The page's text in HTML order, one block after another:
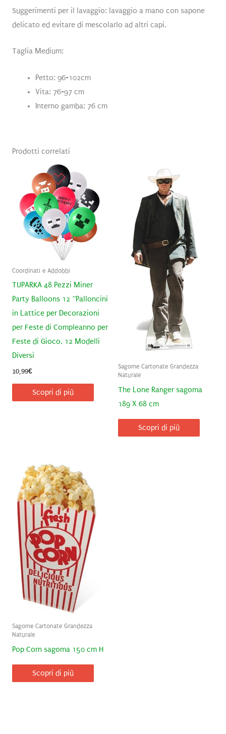
Suggerimenti per il lavaggio: lavaggio a mano con sapone
delicato ed evitare di mescolarlo ad altri capi.
Taglia Medium:
Petto: 96-102cm
Vita: 76-97 cm
Interno gamba: 76 cm
Prodotti correlati
Coordinati e Addobbi
TUPARKA 48 Pezzi Miner
Party Balloons 12 “Palloncini
in Lattice per Decorazioni
per Feste di Compleanno per
Feste di Gioco, 12 Modelli
Diversi
10,99€
Scopri di più
Sagome Cartonate Grandezza
Naturale
The Lone Ranger sagoma
189 X 68 cm
Scopri di più
Sagome Cartonate Grandezza
Naturale
Pop Corn sagoma 150 cm H
Scopri di più